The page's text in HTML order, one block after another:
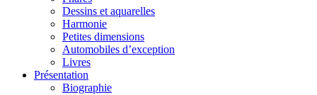
Dessins et aquarelles
Harmonie
Petites dimensions
Automobiles d’exception
Livres
Présentation
Biographie